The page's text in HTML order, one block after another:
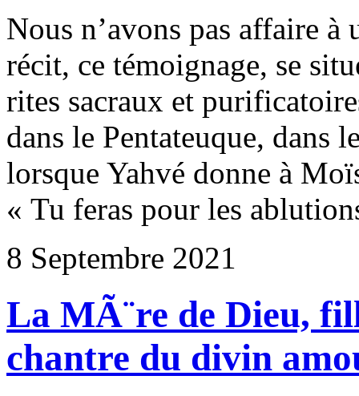
Nous n’avons pas affaire
récit, ce témoignage, se
rites sacraux et
dans le Pentateuque, dans
lorsque Yahvé donne à
« Tu feras pour les
8 Septembre 2021
La MÃ¨re de Dieu,
chantre du divin